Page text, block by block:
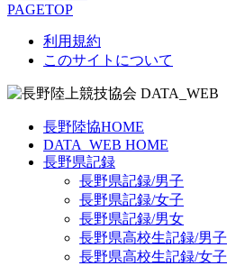
PAGETOP
利用規約
このサイトについて
長野陸協HOME
DATA_WEB HOME
長野県記録
長野県記録/男子
長野県記録/女子
長野県記録/男女
長野県高校生記録/男子
長野県高校生記録/女子